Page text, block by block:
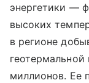
энергетики —
высоких
в регионе
миллионов. Ее